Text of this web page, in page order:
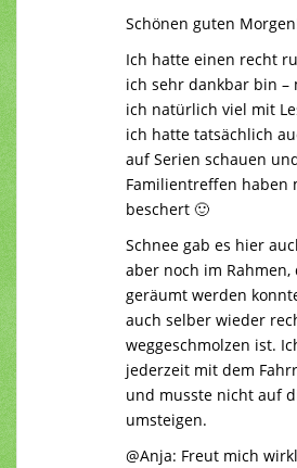
Schönen guten
Ich hatte einen recht
ich sehr dankbar bin –
ich natürlich viel mit
ich hatte tatsächlich
auf Serien schauen
Familientreffen haben
beschert 🙂
Schnee gab es hier
aber noch im
geräumt werden
auch selber wieder
weggeschmolzen ist.
jederzeit mit dem
und musste nicht auf
umsteigen.
@Anja: Freut mich